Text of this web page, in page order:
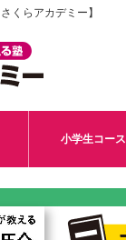
くらアカデミー】
小学生コース